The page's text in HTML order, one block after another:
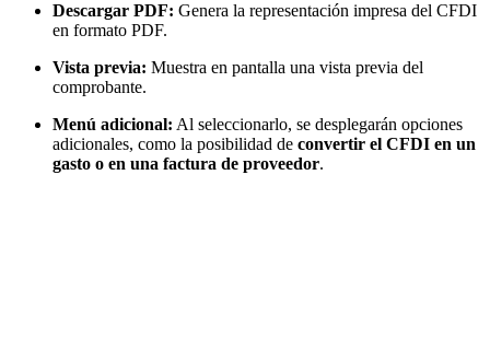
Descargar PDF: Genera la representación impresa del CFDI
en formato PDF.
Vista previa: Muestra en pantalla una vista previa del
comprobante.
Menú adicional: Al seleccionarlo, se desplegarán opciones
adicionales, como la posibilidad de convertir el CFDI en un
gasto o en una factura de proveedor.